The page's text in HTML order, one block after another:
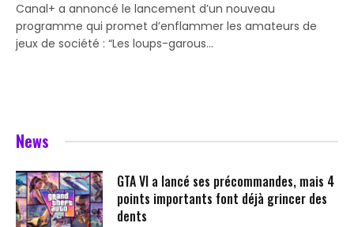
Canal+ a annoncé le lancement d’un nouveau
programme qui promet d’enflammer les amateurs de
jeux de société : “Les loups-garous…
News
GTA VI a lancé ses précommandes, mais 4
points importants font déjà grincer des
dents